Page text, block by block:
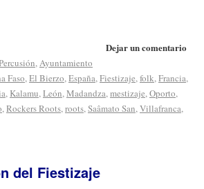
Dejar un comentario
,Ayuntamiento
Faso,El Bierzo,España,Fiestizaje,folk,Francia,
, Kalamu,León,Madandza,mestizaje,Oporto,
,Rockers Roots,roots,Saâmato San,Villafranca,
del Fiestizaje